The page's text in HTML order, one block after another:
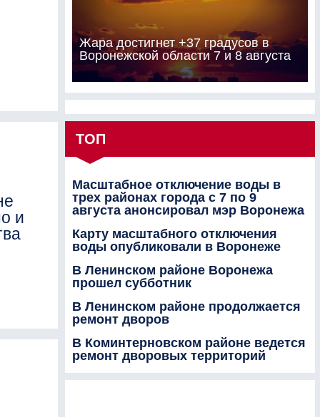
и
Жара достигнет +37 градусов в
Воронежской области 7 и 8 августа
ТОП
Масштабное отключение воды в
трех районах города с 7 по 9
августа анонсировал мэр Воронежа
Карту масштабного отключения
воды опубликовали в Воронеже
В Ленинском районе Воронежа
прошел субботник
В Ленинском районе продолжается
ремонт дворов
В Коминтерновском районе ведется
ремонт дворовых территорий